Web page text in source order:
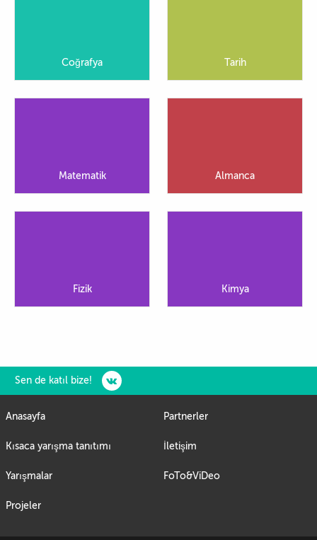
Coğrafya Tarih
Matematik Almanca
Fizik Kimya
Sen de katıl bize!
Anasayfa
Kısaca yarışma tanıtımı
Yarışmalar
Projeler
Partnerler
İletişim
FoTo&ViDeo